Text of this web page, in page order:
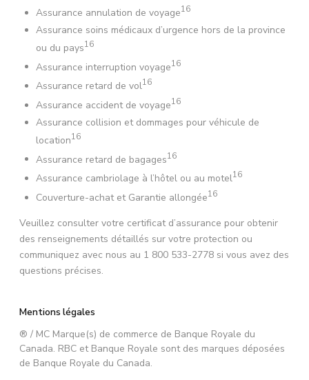
Assurance annulation de voyage16
Assurance soins médicaux d’urgence hors de la province
ou du pays16
Assurance interruption voyage16
Assurance retard de vol16
Assurance accident de voyage16
Assurance collision et dommages pour véhicule de
location16
Assurance retard de bagages16
Assurance cambriolage à l’hôtel ou au motel16
Couverture-achat et Garantie allongée16
Veuillez consulter votre certificat d’assurance pour obtenir
des renseignements détaillés sur votre protection ou
communiquez avec nous au 1 800 533-2778 si vous avez des
questions précises.
Mentions légales
® / MC Marque(s) de commerce de Banque Royale du
Canada. RBC et Banque Royale sont des marques déposées
de Banque Royale du Canada.